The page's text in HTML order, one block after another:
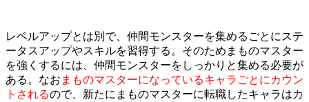
レベルアップとは別で、仲間モンスターを集めるごとにステ
ータスアップやスキルを習得する。そのためまものマスター
を強くするには、仲間モンスターをしっかりと集める必要が
ある。なお まものマスターになっているキャラごとにカウン
トされるので、新たにまものマスターに転職したキャラはカ